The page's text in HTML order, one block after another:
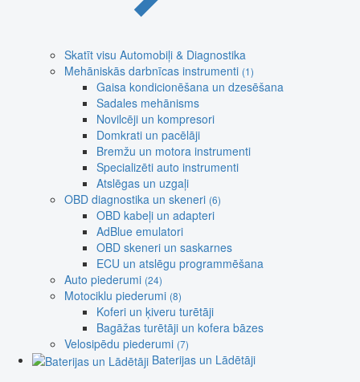
Skatīt visu Automobiļi & Diagnostika
Mehāniskās darbnīcas instrumenti (1)
Gaisa kondicionēšana un dzesēšana
Sadales mehānisms
Novilcēji un kompresori
Domkrati un pacēlāji
Bremžu un motora instrumenti
Specializēti auto instrumenti
Atslēgas un uzgaļi
OBD diagnostika un skeneri (6)
OBD kabeļi un adapteri
AdBlue emulatori
OBD skeneri un saskarnes
ECU un atslēgu programmēšana
Auto piederumi (24)
Motociklu piederumi (8)
Koferi un ķiveru turētāji
Bagāžas turētāji un kofera bāzes
Velosipēdu piederumi (7)
Baterijas un Lādētāji